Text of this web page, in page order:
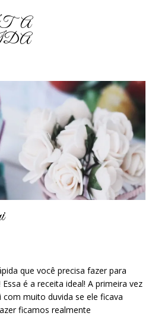
que você precisa fazer para
é a receita ideal! A primeira vez
muito duvida se ele ficava
ficamos realmente